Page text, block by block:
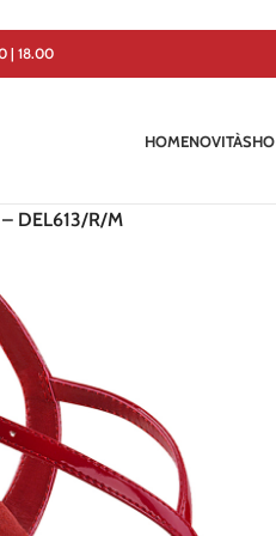
| 18.00
HOMENOVITÀ
DEL613/R/M